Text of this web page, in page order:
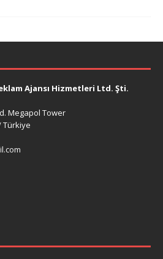
Ajansı Hizmetleri Ltd. Şti.
Megapol Tower
Türkiye